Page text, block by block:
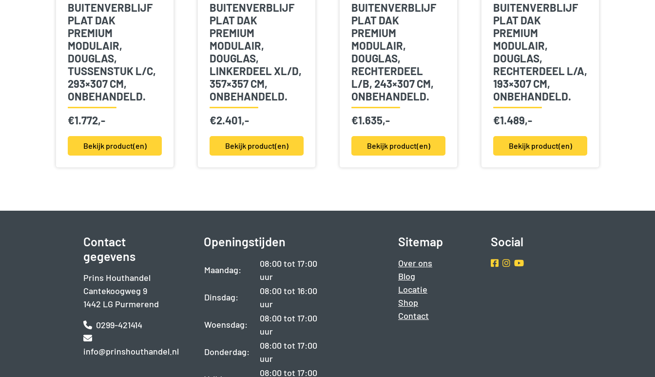
BUITENVERBLIJF
PLAT DAK
PREMIUM
MODULAIR,
DOUGLAS,
TUSSENSTUK L/C,
293×307 CM,
ONBEHANDELD.
€1.772,-
Bekijk product(en)
BUITENVERBLIJF
PLAT DAK
PREMIUM
MODULAIR,
DOUGLAS,
LINKERDEEL XL/D,
357×357 CM,
ONBEHANDELD.
€2.401,-
Bekijk product(en)
BUITENVERBLIJF
PLAT DAK
PREMIUM
MODULAIR,
DOUGLAS,
RECHTERDEEL
L/B, 243×307 CM,
ONBEHANDELD.
€1.635,-
Bekijk product(en)
BUITENVERBLIJF
PLAT DAK
PREMIUM
MODULAIR,
DOUGLAS,
RECHTERDEEL L/A,
193×307 CM,
ONBEHANDELD.
€1.489,-
Bekijk product(en)
Contact
gegevens
Prins Houthandel
Cantekoogweg 9
1442 LG Purmerend
0299-421414
info@prinshouthandel.nl
Openingstijden
Maandag:
08:00 tot 17:00
uur
Dinsdag:
08:00 tot 16:00
uur
Woensdag:
08:00 tot 17:00
uur
Donderdag:
08:00 tot 17:00
uur
08:00 tot 17:00
Sitemap
Over ons
Blog
Locatie
Shop
Contact
Social
Facebook
Instragram
Youtube